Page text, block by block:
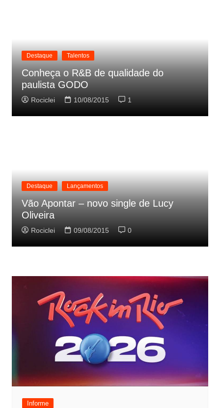
Destaque Talentos
Conheça o R&B de qualidade do
paulista GODO
Rociclei 10/08/2015 1
Destaque Lançamentos
Vão Apontar – novo single de Lucy
Oliveira
Rociclei 09/08/2015 0
Informe